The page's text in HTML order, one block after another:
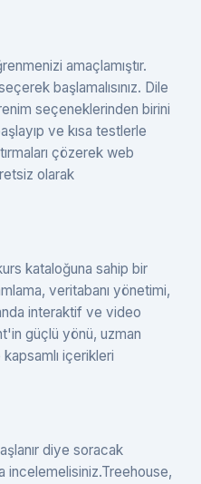
amaçlamıştır.
başlamalısınız. Dile
seçeneklerinden birini
ve kısa testlerle
çözerek web
olarak
kataloğuna sahip bir
veritabanı yönetimi,
interaktif ve video
güçlü yönü, uzman
içerikleri
diye soracak
incelemelisiniz.Treehouse,